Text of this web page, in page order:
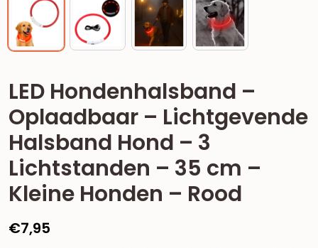
LED Hondenhalsband –
Oplaadbaar – Lichtgevende
Halsband Hond – 3
Lichtstanden – 35 cm –
Kleine Honden – Rood
€7,95